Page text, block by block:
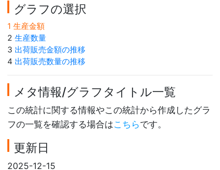
グラフの選択
1 生産金額
2 生産数量
3 出荷販売金額の推移
4 出荷販売数量の推移
メタ情報/グラフタイトル一覧
この統計に関する情報やこの統計から作成したグラ
フの一覧を確認する場合はこちらです。
更新日
2025-12-15